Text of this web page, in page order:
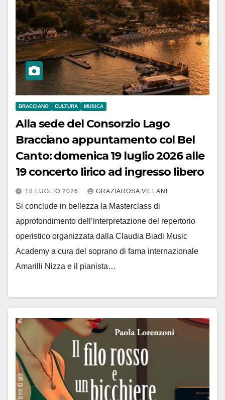
BRACCIANO CULTURA MUSICA
Alla sede del Consorzio Lago
Bracciano appuntamento col Bel
Canto: domenica 19 luglio 2026 alle
19 concerto lirico ad ingresso libero
18 LUGLIO 2026 GRAZIAROSA VILLANI
Si conclude in bellezza la Masterclass di
approfondimento dell’interpretazione del repertorio
operistico organizzata dalla Claudia Biadi Music
Academy a cura del soprano di fama internazionale
Amarilli Nizza e il pianista…